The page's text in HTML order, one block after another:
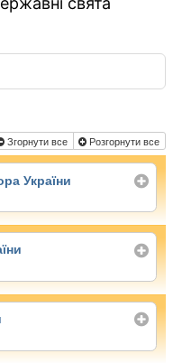
Згорнути все Розгорнути все
України